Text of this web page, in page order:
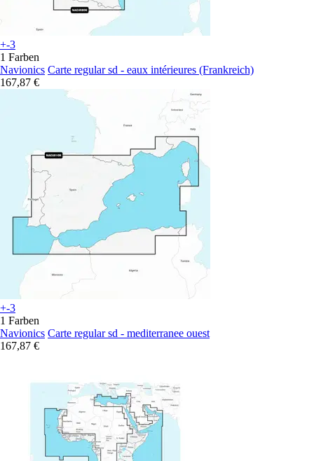
+-3
1 Farben
Navionics Carte regular sd - eaux intérieures (Frankreich)
167,87 €
+-3
1 Farben
Navionics Carte regular sd - mediterranee ouest
167,87 €